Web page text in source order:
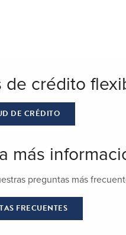
de crédito
DE CRÉDITO
más
preguntas más
FRECUENTES